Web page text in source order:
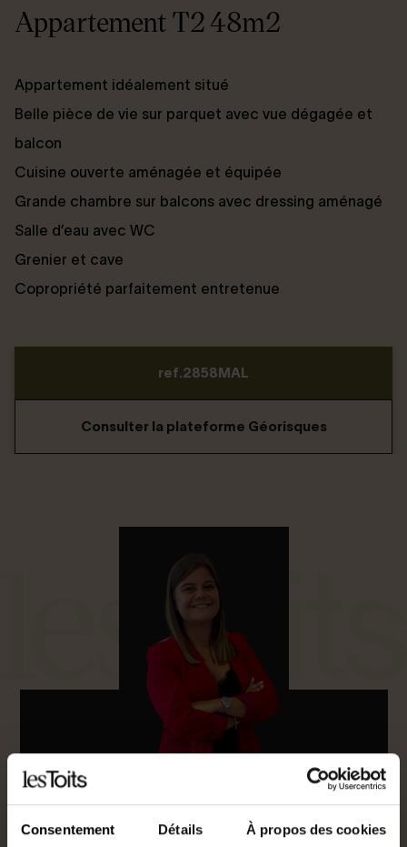
Consentement Détails À propos des cookies
Appartement T2 48m2
Appartement idéalement situé
Belle pièce de vie sur parquet avec vue dégagée et
balcon
Cuisine ouverte aménagée et équipée
Grande chambre sur balcons avec dressing aménagé
Salle d’eau avec WC
Grenier et cave
Copropriété parfaitement entretenue
ref.2858MAL
Consulter la plateforme Géorisques
Agent commercial